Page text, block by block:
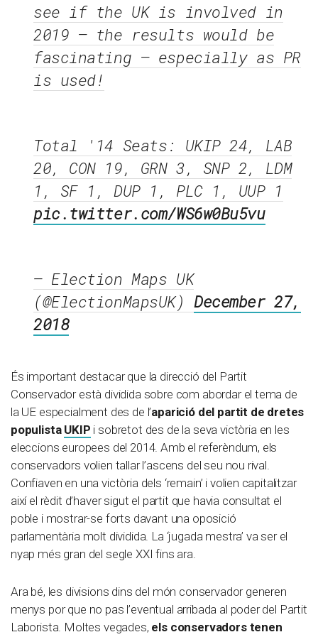
see if the UK is involved in
2019 – the results would be
fascinating – especially as PR
is used!
Total '14 Seats: UKIP 24, LAB
20, CON 19, GRN 3, SNP 2, LDM
1, SF 1, DUP 1, PLC 1, UUP 1
pic.twitter.com/WS6w0Bu5vu
— Election Maps UK
(@ElectionMapsUK) December 27,
2018
És important destacar que la direcció del Partit
Conservador està dividida sobre com abordar el tema de
la UE especialment des de l’aparició del partit de dretes
populista UKIP i sobretot des de la seva victòria en les
eleccions europees del 2014. Amb el referèndum, els
conservadors volien tallar l’ascens del seu nou rival.
Confiaven en una victòria dels ‘remain’ i volien capitalitzar
així el rèdit d’haver sigut el partit que havia consultat el
poble i mostrar-se forts davant una oposició
parlamentària molt dividida. La ‘jugada mestra’ va ser el
nyap més gran del segle XXI fins ara.
Ara bé, les divisions dins del món conservador generen
menys por que no pas l’eventual arribada al poder del Partit
Laborista. Moltes vegades, els conservadors tenen